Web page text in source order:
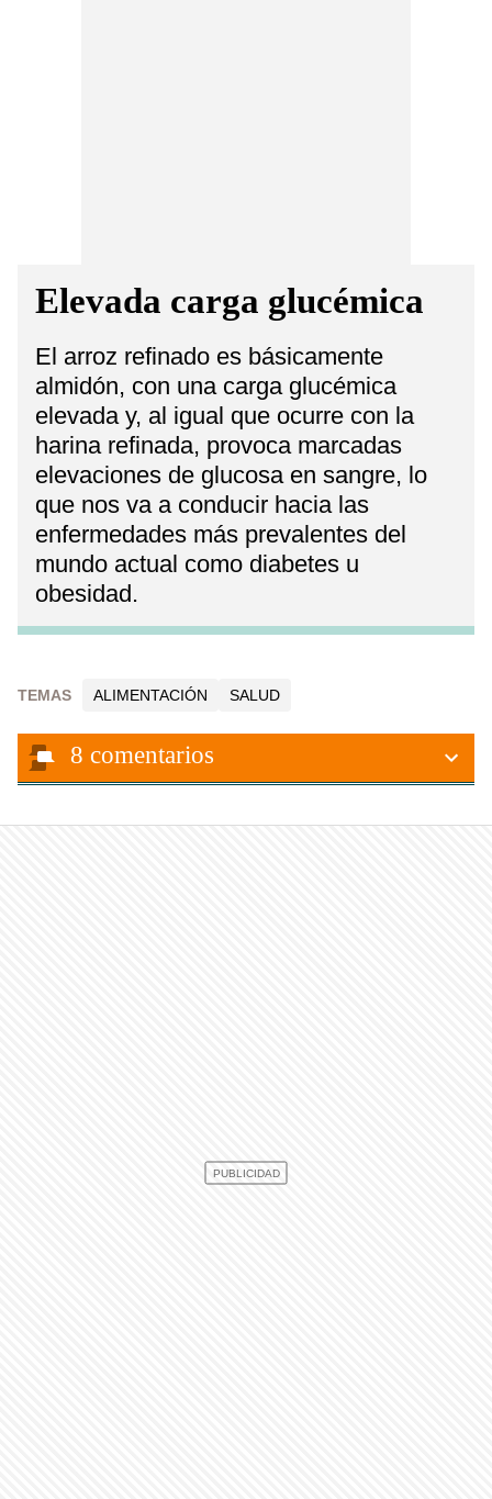
Elevada carga glucémica
El arroz refinado es básicamente
almidón, con una carga glucémica
elevada y, al igual que ocurre con la
harina refinada, provoca marcadas
elevaciones de glucosa en sangre, lo
que nos va a conducir hacia las
enfermedades más prevalentes del
mundo actual como diabetes u
obesidad.
TEMAS ALIMENTACIÓN SALUD
8 comentarios